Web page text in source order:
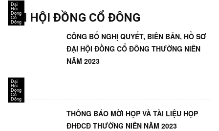
ĐẠI HỘI ĐỒNG CỔ ĐÔNG
Đại
Hội
Đồng
Cổ
Đông
CÔNG BỐ NGHỊ QUYẾT, BIÊN BẢN, HỒ SƠ
ĐẠI HỘI ĐỒNG CỔ ĐÔNG THƯỜNG NIÊN
NĂM 2023
Đại
Hội
Đồng
Cổ
Đông
THÔNG BÁO MỜI HỌP VÀ TÀI LIỆU HỌP
ĐHĐCĐ THƯỜNG NIÊN NĂM 2023